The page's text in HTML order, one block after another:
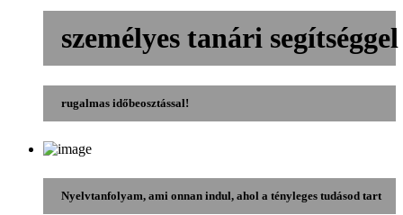
személyes tanári segítséggel
rugalmas időbeosztással!
Nyelvtanfolyam, ami onnan indul, ahol a tényleges tudásod tart